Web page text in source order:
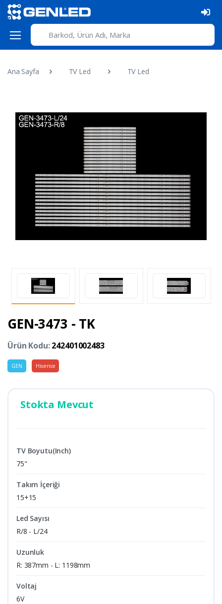
Ana Sayfa TV Led TV Led
GEN-3473 - TK
Ürün Kodu:242401002483
GEN Hisense
Stokta Mevcut
TV Boyutu(Inch)
75"
Takım İçeriği
15+15
Led Sayısı
R/8 - L/24
Uzunluk
R: 387mm - L: 1198mm
Voltaj
6V